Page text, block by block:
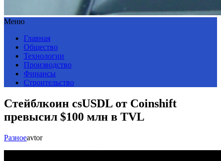
Меню
Главная
Общество
Технологии
Производство
Финансы
Строительство
Стейблкоин csUSDL от Coinshift
превысил $100 млн в TVL
Разноеavtor